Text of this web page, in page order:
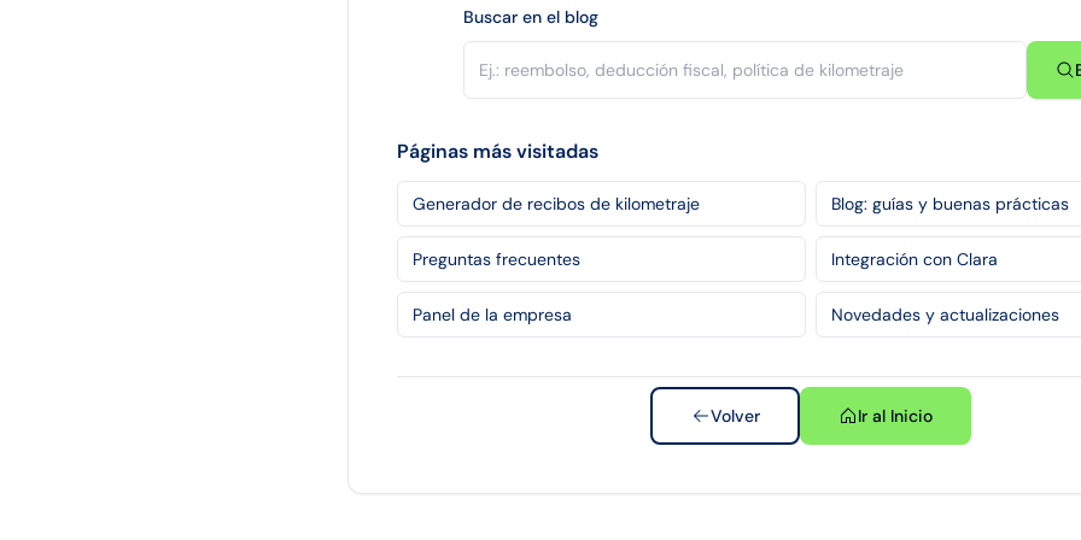
Buscar en el blog
Páginas más visitadas
Generador de recibos de kilometraje Blog: guías y buenas prácticas
Preguntas frecuentes Integración con Clara
Panel de la empresa Novedades y actualizaciones
Volver Ir al Inicio